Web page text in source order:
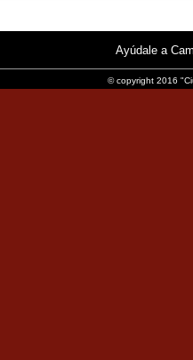
Ayúdale a
© copyright 2016